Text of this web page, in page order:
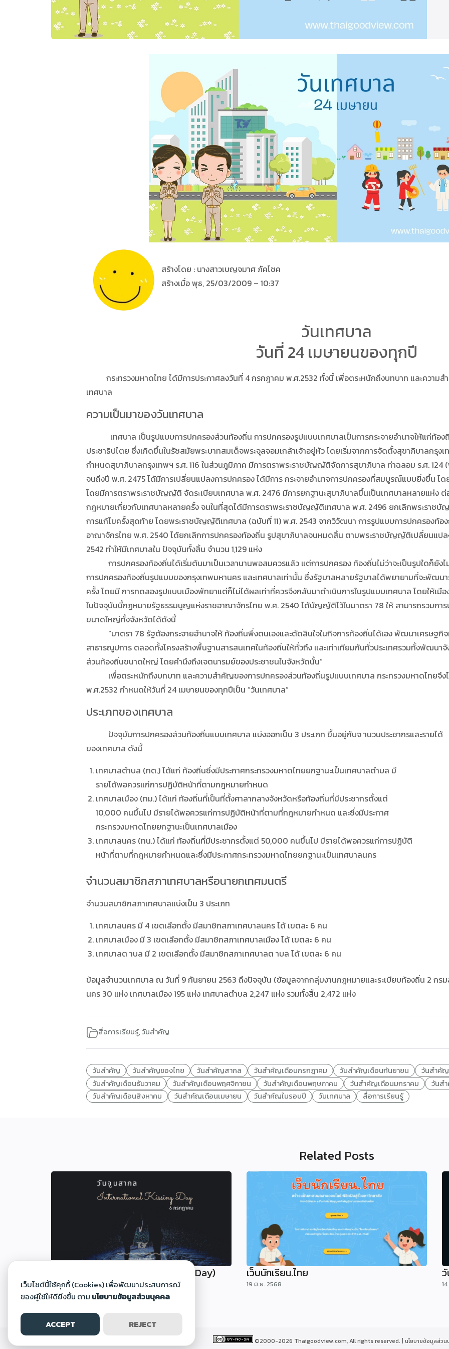
สร้างโดย : นางสาวเบญจมาศ ภัคโชค
สร้างเมื่อ พุธ, 25/03/2009 – 10:37
วันเทศบาล
วันที่ 24 เมษายนของทุกปี
กระทรวงมหาดไทย ได้มีการประกาศลงวันที่ 4 กรกฎาคม พ.ศ.2532 ทั้งนี้ เพื่อตระหนักถึงบทบาท และความ
เทศบาล
ความเป็นมาของวันเทศบาล
เทศบาล เป็นรูปแบบการปกครองส่วนท้องถิ่น การปกครองรูปแบบเทศบาลเป็นการกระจายอำนาจให้แก่ท้อง
ประชาธิปไตย ซึ่งเกิดขึ้นในรัชสมัยพระบาทสมเด็จพระจุลจอมเกล้าเจ้าอยู่หัว โดยเริ่มจากการจัดตั้งสุขาภิบาลกรุง
กำหนดสุขาภิบาลกรุงเทพฯ ร.ศ. 116 ในส่วนภูมิภาค มีการตราพระราชบัญญัติจัดการสุขาภิบาล ท่าฉลอม ร.ศ. 124
จนถึงปี พ.ศ. 2475 ได้มีการเปลี่ยนแปลงการปกครอง ได้มีการ กระจายอำนาจการปกครองที่สมบูรณ์แบบยิ่งขึ้น โ
โดยมีการตราพระราชบัญญัติ จัดระเบียบเทศบาล พ.ศ. 2476 มีการยกฐานะสุขาภิบาลขึ้นเป็นเทศบาลหลายแห่ง
กฎหมายเกี่ยวกับเทศบาลหลายครั้ง จนในที่สุดได้มีการตราพระราชบัญญัติเทศบาล พ.ศ. 2496 ยกเลิกพระรา
การแก้ไขครั้งสุดท้าย โดยพระราชบัญญัติเทศบาล (ฉบับที่ 11) พ.ศ. 2543 จากวิวัฒนา การรูปแบบการปกครองท้
อาณาจักรไทย พ.ศ. 2540 ได้ยกเลิกการปกครองท้องถิ่น รูปสุขาภิบาลจนหมดสิ้น ตามพระราชบัญญัติเปลี่ยนแปล
2542 ทำให้มีเทศบาลใน ปัจจุบันทั้งสิ้น จำนวน 1,129 แห่ง
การปกครองท้องถิ่นได้เริ่มต้นมาเป็นเวลานานพอสมควรแล้ว แต่การปกครอง ท้องถิ่นไม่ว่าจะเป็นรูปใดก็ยัง
การปกครองท้องถิ่นรูปแบบของกรุงเทพมหานคร และเทศบาลเท่านั้น ซึ่งรัฐบาลหลายรัฐบาลได้พยายามที่จะพัฒน
ครั้ง โดยมี การทดลองรูปแบบเมืองพัทยาแต่ก็ไม่ได้ผลเท่าที่ควรจึงกลับมาดำเนินการในรูปแบบเทศบาล โดยให้เ
ในปัจจุบันนี้กฎหมายรัฐธรรมนูญแห่งราชอาณาจักรไทย พ.ศ. 2540 ได้บัญญัติไว้ในมาตรา 78 ให้ สามารถรวมกา
ขนาดใหญ่ทั้งจังหวัดได้ดังนี้
“มาตรา 78 รัฐต้องกระจายอำนาจให้ ท้องถิ่นพึ่งตนเองและตัดสินใจในกิจการท้องถิ่นได้เอง พัฒนาเศรษฐกิจ
สาธารณูปการ ตลอดทั้งโครงสร้างพื้นฐานสารสนเทศในท้องถิ่นให้ทั่วถึง และเท่าเทียมกันทั่วประเทศรวมทั้งพัฒน
ส่วนท้องถิ่นขนาดใหญ่ โดยคำนึงถึงเจตนารมย์ของประชาชนในจังหวัดนั้น”
เพื่อตระหนักถึงบทบาท และความสำคัญของการปกครองส่วนท้องถิ่นรูปแบบเทศบาล กระทรวงมหาดไทยจึง
พ.ศ.2532 กำหนดให้วันที่ 24 เมษายนของทุกปีเป็น “วันเทศบาล”
ประเภทของเทศบาล
ปัจจุบันการปกครองส่วนท้องถิ่นแบบเทศบาล แบ่งออกเป็น 3 ประเภท ขึ้นอยู่กับจ านวนประชากรและรายได้
ของเทศบาล ดังนี้
เทศบาลตำบล (ทต.) ได้แก่ ท้องถิ่นซึ่งมีประกาศกระทรวงมหาดไทยยกฐานะเป็นเทศบาลตำบล มี
รายได้พอควรแก่การปฏิบัติหน้าที่ตามกฎหมายกำหนด
เทศบาลเมือง (ทม.) ได้แก่ ท้องถิ่นที่เป็นที่ตั้งศาลากลางจังหวัดหรือท้องถิ่นที่มีประชากรตั้งแต่
10,000 คนขึ้นไป มีรายได้พอควรแก่การปฏิบัติหน้าที่ตามที่กฎหมายกำหนด และซึ่งมีประกาศ
กระทรวงมหาดไทยยกฐานะเป็นเทศบาลเมือง
เทศบาลนคร (ทน.) ได้แก่ ท้องถิ่นที่มีประชากรตั้งแต่ 50,000 คนขึ้นไป มีรายได้พอควรแก่การปฏิบัติ
หน้าที่ตามที่กฎหมายกำหนดและซึ่งมีประกาศกระทรวงมหาดไทยยกฐานะเป็นเทศบาลนคร
จำนวนสมาชิกสภาเทศบาลหรือนายกเทศมนตรี
จำนวนสมาชิกสภาเทศบาลแบ่งเป็น 3 ประเภท
เทศบาลนคร มี 4 เขตเลือกตั้ง มีสมาชิกสภาเทศบาลนคร ได้ เขตละ 6 คน
เทศบาลเมือง มี 3 เขตเลือกตั้ง มีสมาชิกสภาเทศบาลเมือง ได้ เขตละ 6 คน
เทศบาลต าบล มี 2 เขตเลือกตั้ง มีสมาชิกสภาเทศบาลต าบล ได้ เขตละ 6 คน
ข้อมูลจำนวนเทศบาล ณ วันที่ 9 กันยายน 2563 ถึงปัจจุบัน (ข้อมูลจากกลุ่มงานกฎหมายและระเบียบท้องถิ่น 2 กร
นคร 30 แห่ง เทศบาลเมือง 195 แห่ง เทศบาลตำบล 2,247 แห่ง รวมทั้งสิ้น 2,472 แห่ง
สื่อการเรียนรู้,วันสำคัญ
วันสำคัญ วันสำคัญของไทย วันสำคัญสากล วันสำคัญเดือนกรกฎาคม วันสำคัญเดือนกันยายน วันสำคั
วันสำคัญเดือนธันวาคม
วันสำคัญเดือนพฤศจิกายน วันสำคัญเดือนพฤษภาคม วันสำคัญเดือนมกราคม วันส
วันสำคัญเดือนสิงหาคม
วันสำคัญเดือนเมษายน วันสำคัญในรอบปี วันเทศบาล สื่อการเรียนรู้
Related Posts
วันจูบสากล (International Kissing Day)
30 มิ.ย. 2568
เว็บนักเรียน.ไทย
19 มิ.ย. 2568
©2000-2026 Thaigoodview.com, All rights reserved. | นโยบายข้อมูลส่ว
เว็บไซต์นี้ใช้คุกกี้ (Cookies) เพื่อพัฒนาประสบการณ์
ของผู้ใช้ให้ดียิ่งขึ้น ตาม นโยบายข้อมูลส่วนบุคคล
ACCEPT REJECT